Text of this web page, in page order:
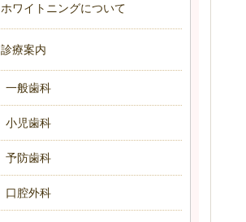
ホワイトニングについて
診療案内
一般歯科
小児歯科
予防歯科
口腔外科